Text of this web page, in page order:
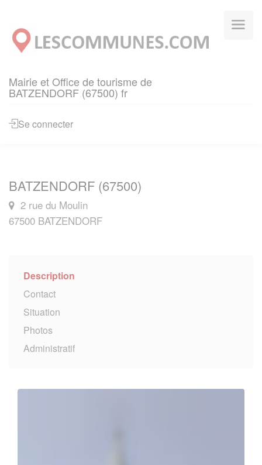
Mairie et Office de tourisme de
BATZENDORF (67500) fr
Se connecter
BATZENDORF (67500)
2 rue du Moulin
67500 BATZENDORF
Description
Contact
Situation
Photos
Administratif